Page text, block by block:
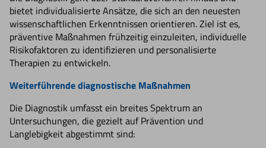
bietet individualisierte Ansätze, die sich an den neuesten
wissenschaftlichen Erkenntnissen orientieren. Ziel ist es,
präventive Maßnahmen frühzeitig einzuleiten, individuelle
Risikofaktoren zu identifizieren und personalisierte
Therapien zu entwickeln.
Weiterführende diagnostische Maßnahmen
Die Diagnostik umfasst ein breites Spektrum an
Untersuchungen, die gezielt auf Prävention und
Langlebigkeit abgestimmt sind: